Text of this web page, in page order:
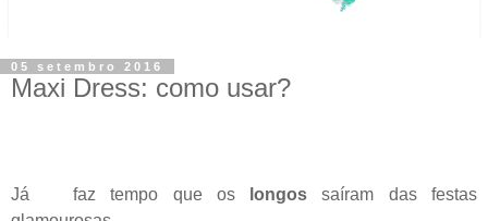
05 setembro 2016
Maxi Dress: como usar?
Já faz tempo que os longos saíram das festas